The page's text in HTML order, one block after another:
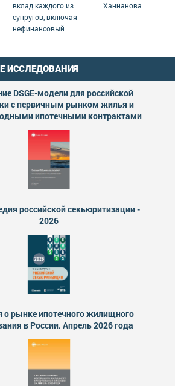
вклад каждого из
супругов, включая
нефинансовый
Ханнанова
ИССЛЕДОВАНИЯ
DSGE-модели для российской
с первичным рынком жилья и
ипотечными контрактами
российской секьюритизации -
2026
о рынке ипотечного жилищного
в России. Апрель 2026 года